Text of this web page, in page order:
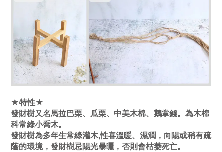
★特性★
發財樹又名馬拉巴栗、瓜栗、中美木棉、鵝掌錢。為木棉
科常綠小喬木。
發財樹為多年生常綠灌木,性喜溫暖、濕潤，向陽或稍有疏
蔭的環境，發財樹忌陽光暴曬，否則會枯萎死亡。